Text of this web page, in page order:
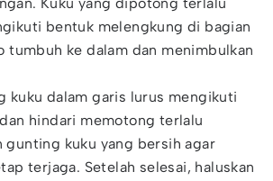
bentuk melengkung di bagian
tumbuh ke dalam dan menimbulkan
kuku dalam garis lurus mengikuti
hindari memotong terlalu
gunting kuku yang bersih agar
terjaga. Setelah selesai, haluskan